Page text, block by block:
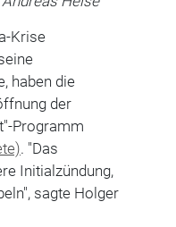
Krise
haben die
der
Programm
. "Das
Initialzündung,
sagte Holger